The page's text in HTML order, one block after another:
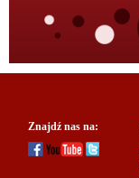
Znajdź nas na: